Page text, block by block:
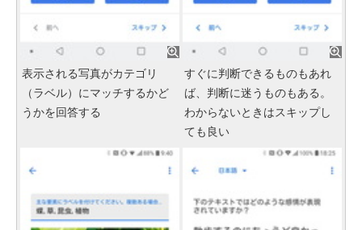
表示される写真がカテゴリ
（ラベル）にマッチするかど
うかを回答する
すぐに判断できるものもあれ
ば、判断に迷うものもある。
わからないときはスキップし
ても良い